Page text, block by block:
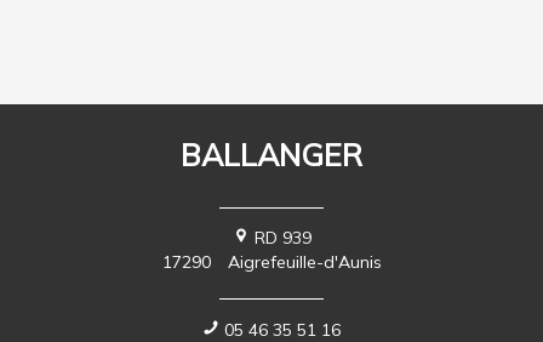
BALLANGER
RD 939
17290
Aigrefeuille-d'Aunis
05 46 35 51 16